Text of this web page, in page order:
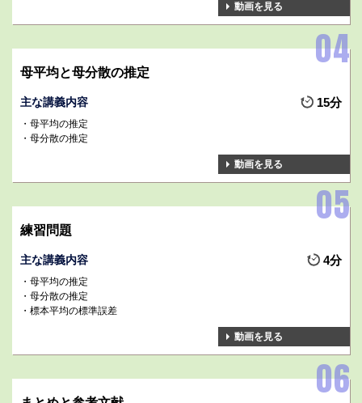
動画を見る
母平均と母分散の推定
主な講義内容 15分
母平均の推定
母分散の推定
動画を見る
練習問題
主な講義内容 4分
母平均の推定
母分散の推定
標本平均の標準誤差
動画を見る